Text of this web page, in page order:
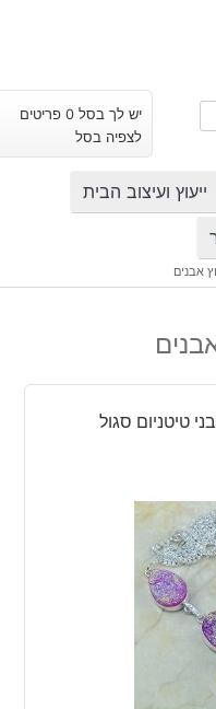
יש לך בסל 0 פריטים
לצפיה בסל
ייעוץ ועיצוב הבית
אבנים
טיטניום סגול